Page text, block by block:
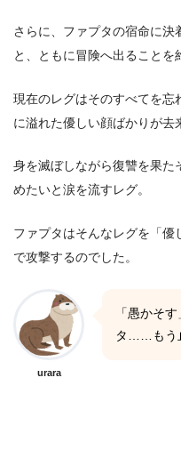
さらに、ファプタの宿命に決
と、ともに冒険へ出ることを
現在のレグはそのすべてを忘
に溢れた優しい顔ばかりが去
身を滅ぼしながら復讐を果た
めたいと涙を流すレグ。
ファプタはそんなレグを「優
で攻撃するのでした。
urara
「愚かそ
タ……もう